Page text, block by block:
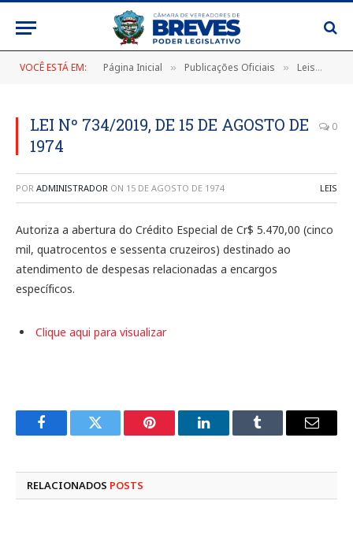
VOCÊ ESTÁ EM: Página Inicial » Publicações Oficiais » Leis
LEI Nº 734/2019, DE 15 DE AGOSTO DE
1974
0
POR ADMINISTRADOR ON 15 DE AGOSTO DE 1974 LEIS
Autoriza a abertura do Crédito Especial de Cr$ 5.470,00 (cinco
mil, quatrocentos e sessenta cruzeiros) destinado ao
atendimento de despesas relacionadas a encargos
específicos.
Clique aqui para visualizar
FacebookTwitter Pinterest LinkedInTumblr
E-
RELACIONADOS POSTS